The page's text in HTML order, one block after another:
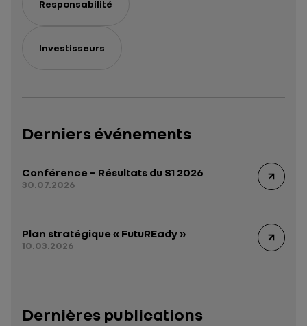
Responsabilité
Investisseurs
Derniers événements
Conférence – Résultats du S1 2026
30.07.2026
Plan stratégique « FutuREady »
10.03.2026
Dernières publications